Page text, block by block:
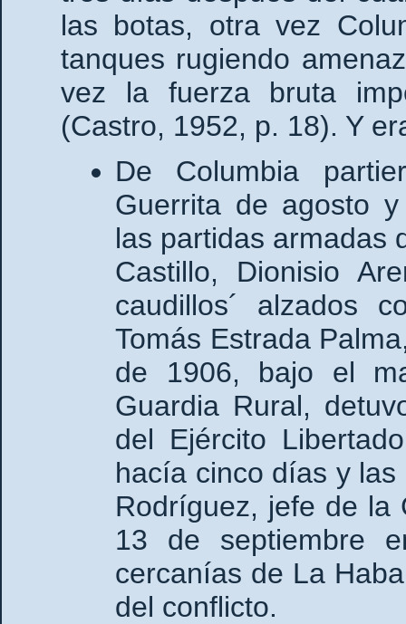
las botas, otra vez
tanques rugiendo
vez la fuerza bruta
(Castro, 1952, p. 18). Y
De Columbia
Guerrita de agosto
las partidas armadas
Castillo, Dionisio
caudillos´ alzados
Tomás Estrada
de 1906, bajo el
Guardia Rural,
del Ejército
hacía cinco días y
Rodríguez, jefe de la
13 de septiembre
cercanías de La
del conflicto.